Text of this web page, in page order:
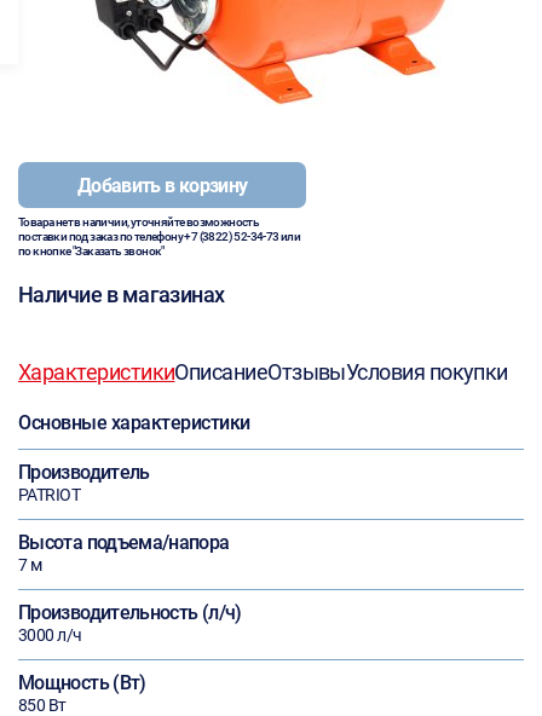
Добавить в корзину
Товара нет в наличии, уточняйте возможность
поставки под заказ по телефону+7 (3822) 52-34-73или
по кнопке "Заказать звонок"
Наличие в магазинах
ХарактеристикиОписаниеОтзывыУсловия покупки
Основные характеристики
Производитель
PATRIOT
Высота подъема/напора
7 м
Производительность (л/ч)
3000 л/ч
Мощность (Вт)
850 Вт